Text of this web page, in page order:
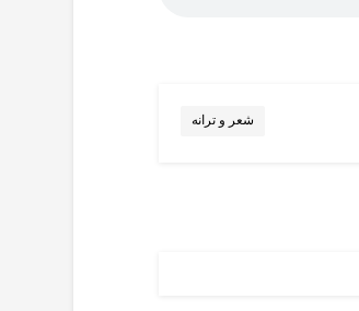
شعر و ترانه